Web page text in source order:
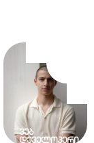
ᲕᲔᲑ
ᲓᲔᲕᲔᲚᲝᲞᲔᲠᲘ